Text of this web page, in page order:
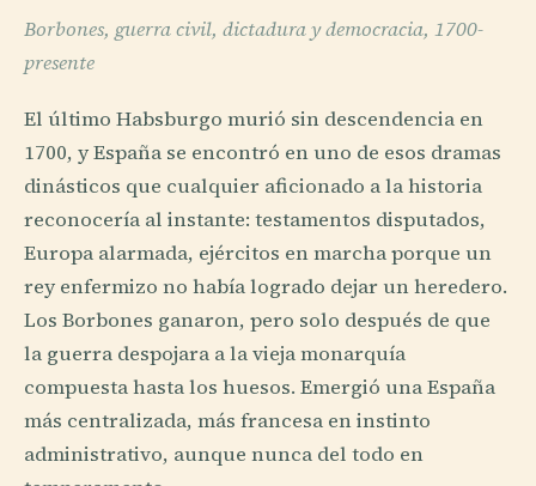
Borbones, guerra civil, dictadura y democracia, 1700-
presente
El último Habsburgo murió sin descendencia en
1700, y España se encontró en uno de esos dramas
dinásticos que cualquier aficionado a la historia
reconocería al instante: testamentos disputados,
Europa alarmada, ejércitos en marcha porque un
rey enfermizo no había logrado dejar un heredero.
Los Borbones ganaron, pero solo después de que
la guerra despojara a la vieja monarquía
compuesta hasta los huesos. Emergió una España
más centralizada, más francesa en instinto
administrativo, aunque nunca del todo en